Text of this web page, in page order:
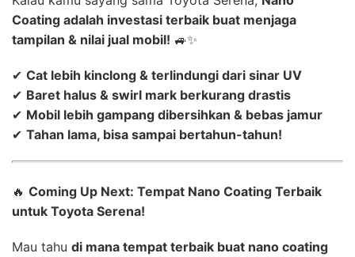
Coating adalah investasi terbaik buat menjaga
tampilan & nilai jual mobil! 🚙✨
✔ Cat lebih kinclong & terlindungi dari sinar UV
✔ Baret halus & swirl mark berkurang drastis
✔ Mobil lebih gampang dibersihkan & bebas jamur
✔ Tahan lama, bisa sampai bertahun-tahun!
🔥 Coming Up Next: Tempat Nano Coating Terbaik
untuk Toyota Serena!
Mau tahu di mana tempat terbaik buat nano coating